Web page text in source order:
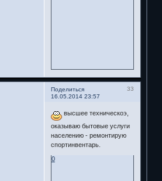
Поделиться
33
16.05.2014 23:57
высшее техническоэ,
оказываю бытовые услуги
населению - ремонтирую
спортинвентарь.
0